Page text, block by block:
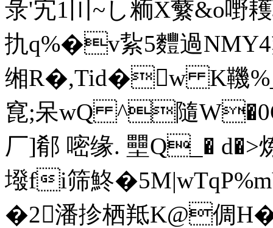
彔'宄1〣~し粫X蘩&o嘢
扏q%�v紥5麷過
缃R�,Tid�w K鞿
窤;呆wQ ^隨W�0Q
厂]郩 嘧缘. 壨Q_�
墢fi筛鮗
�2潘抮栖羝K@倜